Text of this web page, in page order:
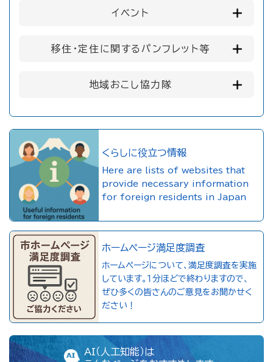
イベント
移住・定住に関するパンフレット等
地域おこし協力隊
くらしに役立つ情報
Here are lists of websites that
provide necessary information
for foreign residents in Japan
ホームページ満足度調査
ホームページについて、満足度調査を実施
しています。１分ほどで終わりますので、
ぜひ多くの皆さんのご意見をお聞かせく
ださい！
AI（人工知能）は